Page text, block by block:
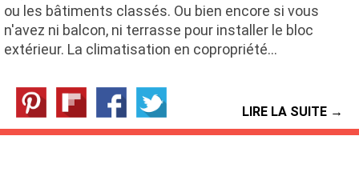
ou les bâtiments classés. Ou bien encore si vous
n'avez ni balcon, ni terrasse pour installer le bloc
extérieur. La climatisation en copropriété…
LIRE LA SUITE →